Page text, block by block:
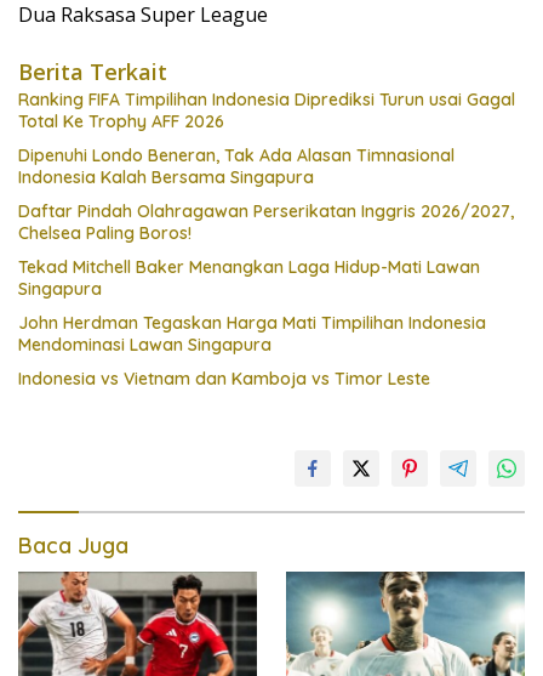
Dua Raksasa Super League
Berita Terkait
Ranking FIFA Timpilihan Indonesia Diprediksi Turun usai Gagal
Total Ke Trophy AFF 2026
Dipenuhi Londo Beneran, Tak Ada Alasan Timnasional
Indonesia Kalah Bersama Singapura
Daftar Pindah Olahragawan Perserikatan Inggris 2026/2027,
Chelsea Paling Boros!
Tekad Mitchell Baker Menangkan Laga Hidup-Mati Lawan
Singapura
John Herdman Tegaskan Harga Mati Timpilihan Indonesia
Mendominasi Lawan Singapura
Indonesia vs Vietnam dan Kamboja vs Timor Leste
Baca Juga